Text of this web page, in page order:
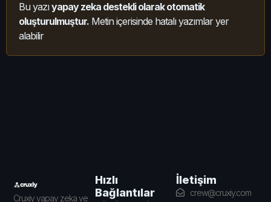
Bu yazıyapay zeka destekli olarak otomatik
oluşturulmuştur. Metin içerisinde hatalı yazımlar yer
alabilir
Cruxiy yapay zeka ve
Hızlı
Bağlantılar
İletişim
crew@cruxiy.com